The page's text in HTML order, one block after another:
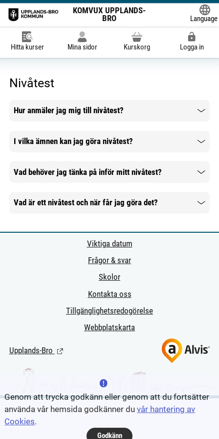
KOMVUX UPPLANDS-
BRO
Language
Hitta kurser Mina sidor Kurskorg Logga in
Nivåtest
Hur anmäler jag mig till nivåtest?
Mer information
I vilka ämnen kan jag göra nivåtest?
Mer information
Vad behöver jag tänka på inför mitt nivåtest?
Mer information
Vad är ett nivåtest och när får jag göra det?
Viktiga datum
Frågor & svar
Skolor
Kontakta oss
Tillgänglighetsredogörelse
Webbplatskarta
Upplands-Bro (Länk till extern sida.)
Genom att trycka godkänn eller genom att du fortsätter
använda vår hemsida godkänner duvår hantering av
Cookies.
Godkänn